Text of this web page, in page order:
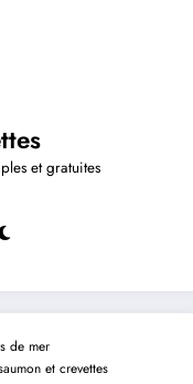
et gratuites
de mer
et crevettes